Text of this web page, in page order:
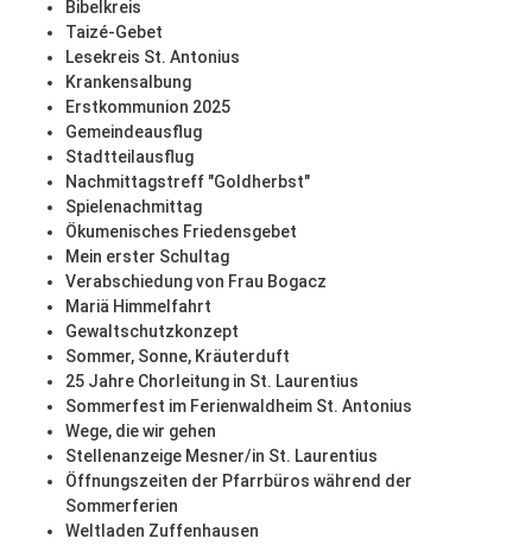
Bibelkreis
Taizé-Gebet
Lesekreis St. Antonius
Krankensalbung
Erstkommunion 2025
Gemeindeausflug
Stadtteilausflug
Nachmittagstreff "Goldherbst"
Spielenachmittag
Ökumenisches Friedensgebet
Mein erster Schultag
Verabschiedung von Frau Bogacz
Mariä Himmelfahrt
Gewaltschutzkonzept
Sommer, Sonne, Kräuterduft
25 Jahre Chorleitung in St. Laurentius
Sommerfest im Ferienwaldheim St. Antonius
Wege, die wir gehen
Stellenanzeige Mesner/in St. Laurentius
Öffnungszeiten der Pfarrbüros während der
Sommerferien
Weltladen Zuffenhausen